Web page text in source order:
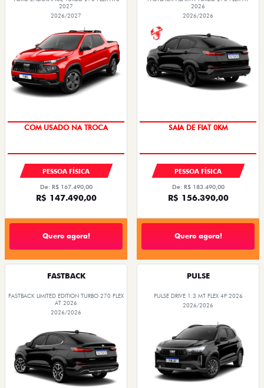
2027
2026/2027
COM USADO NA TROCA
PESSOA FÍSICA
De: R$ 167.490,00
R$ 147.490,00
Quero agora!
2026
2026/2026
SAIA DE FIAT 0KM
PESSOA FÍSICA
De: R$ 183.490,00
R$ 156.390,00
Quero agora!
FASTBACK
FASTBACK LIMITED EDITION TURBO 270 FLEX
AT 2026
2026/2026
PULSE
PULSE DRIVE 1.3 MT FLEX 4P 2026
2026/2026